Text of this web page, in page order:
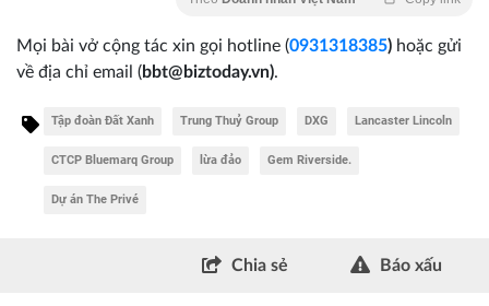
Mọi bài vở cộng tác xin gọi hotline (0931318385) hoặc gửi
về địa chỉ email (bbt@biztoday.vn).
Tập đoàn Đất Xanh Trung Thuỷ Group DXG Lancaster Lincoln
CTCP Bluemarq Group lừa đảo Gem Riverside.
Dự án The Privé
Chia sẻ Báo xấu